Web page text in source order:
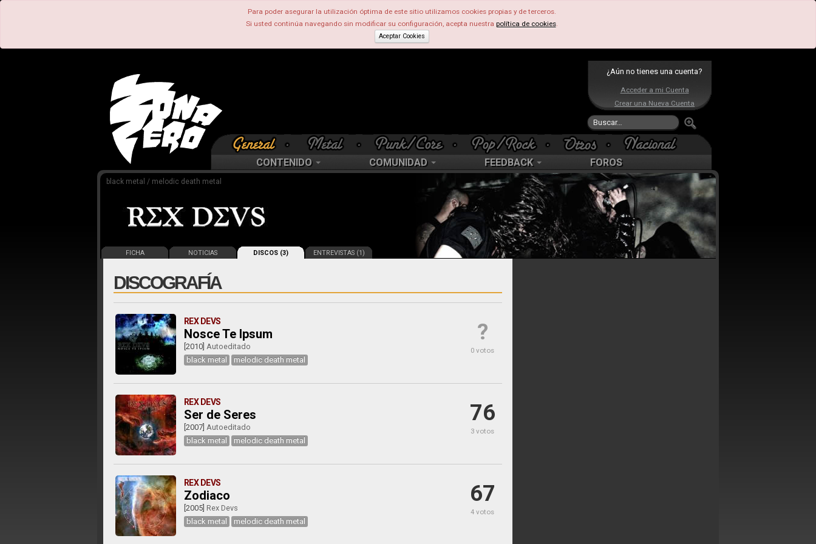
Para poder asegurar la utilización óptima de este sitio utilizamos cookies propias y de terceros.
Si usted continúa navegando sin modificar su configuración, acepta nuestra política de cookies.
Aceptar Cookies
¿Aún no tienes una cuenta?
Acceder a mi Cuenta
Crear una Nueva Cuenta
CONTENIDO COMUNIDAD FEEDBACK FOROS
black metal / melodic death metal
FICHA NOTICIAS DISCOS (3) ENTREVISTAS (1)
DISCOGRAFÍA
?
0 votos
REX DEVS
Nosce Te Ipsum
[2010] Autoeditado
black metal
melodic death metal
76
3 votos
REX DEVS
Ser de Seres
[2007] Autoeditado
black metal
melodic death metal
67
4 votos
REX DEVS
Zodiaco
[2005] Rex Devs
black metal
melodic death metal